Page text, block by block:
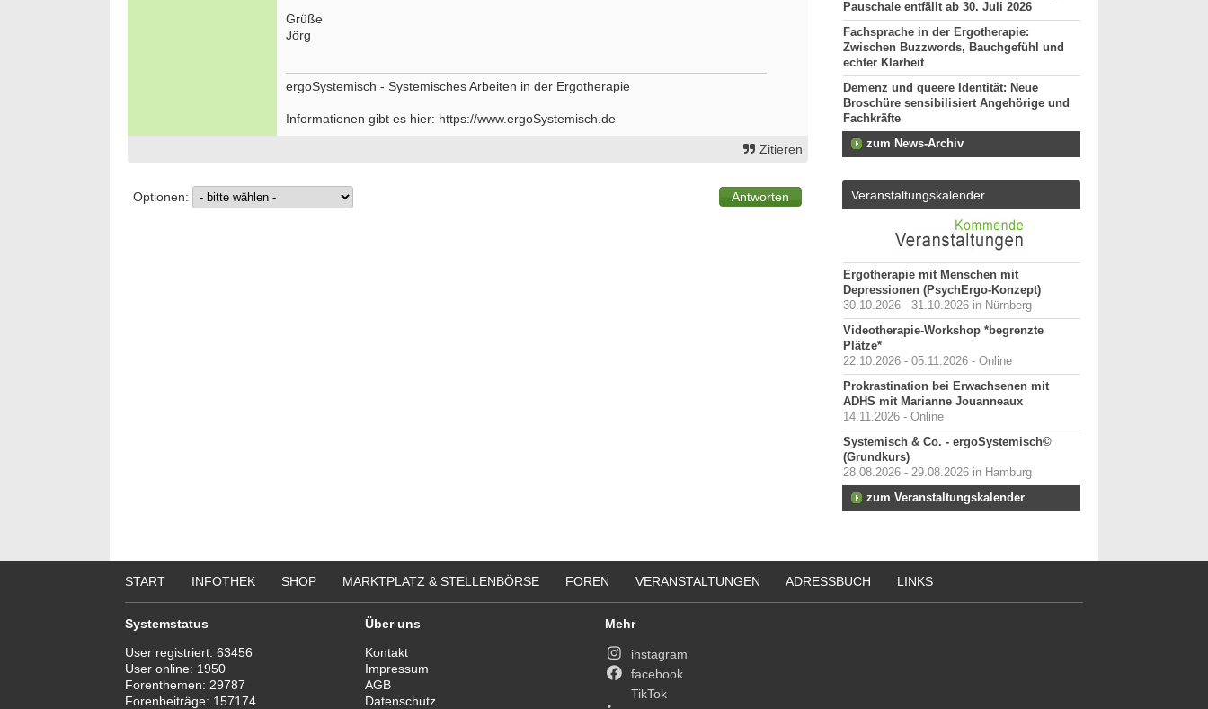
Grüße
Jörg
ergoSystemisch - Systemisches Arbeiten in der Ergotherapie
Informationen gibt es hier: https://www.ergoSystemisch.de
Zitieren
Optionen:
Pauschale entfällt ab 30. Juli 2026
Fachsprache in der Ergotherapie:
Zwischen Buzzwords, Bauchgefühl und
echter Klarheit
Demenz und queere Identität: Neue
Broschüre sensibilisiert Angehörige und
Fachkräfte
zum News-Archiv
Veranstaltungskalender
Ergotherapie mit Menschen mit
Depressionen (PsychErgo-Konzept)
30.10.2026 - 31.10.2026 in Nürnberg
Videotherapie-Workshop *begrenzte
Plätze*
22.10.2026 - 05.11.2026 - Online
Prokrastination bei Erwachsenen mit
ADHS mit Marianne Jouanneaux
14.11.2026 - Online
Systemisch & Co. - ergoSystemisch©
(Grundkurs)
28.08.2026 - 29.08.2026 in Hamburg
zum Veranstaltungskalender
START INFOTHEK SHOP MARKTPLATZ & STELLENBÖRSE FOREN VERANSTALTUNGEN ADRESSBUCH LINKS
Systemstatus
User registriert: 63456
User online: 1950
Forenthemen: 29787
Forenbeiträge: 157174
Über uns
Kontakt
Impressum
AGB
Datenschutz
Mehr
instagram
facebook
TikTok